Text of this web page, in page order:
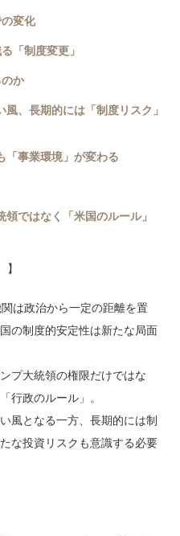
変化
「制度変更」
か
、長期的には「制度リスク」
事業環境」が変わる
ではなく「米国のルール」
は政治から一定の距離を置
の制度的安定性は新たな局面
プ大統領の権限だけではな
行政のルール」。
風となる一方、長期的には制
な投資リスクも意識する必要